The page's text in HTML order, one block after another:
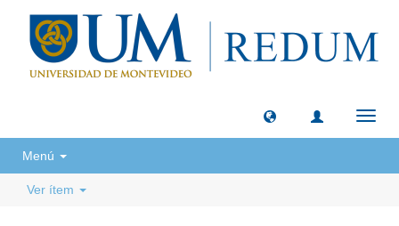
Menú
Ver ítem